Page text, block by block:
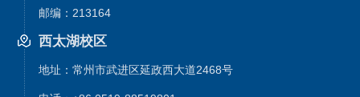
邮编：213164
西太湖校区
地址：常州市武进区延政西大道2468号